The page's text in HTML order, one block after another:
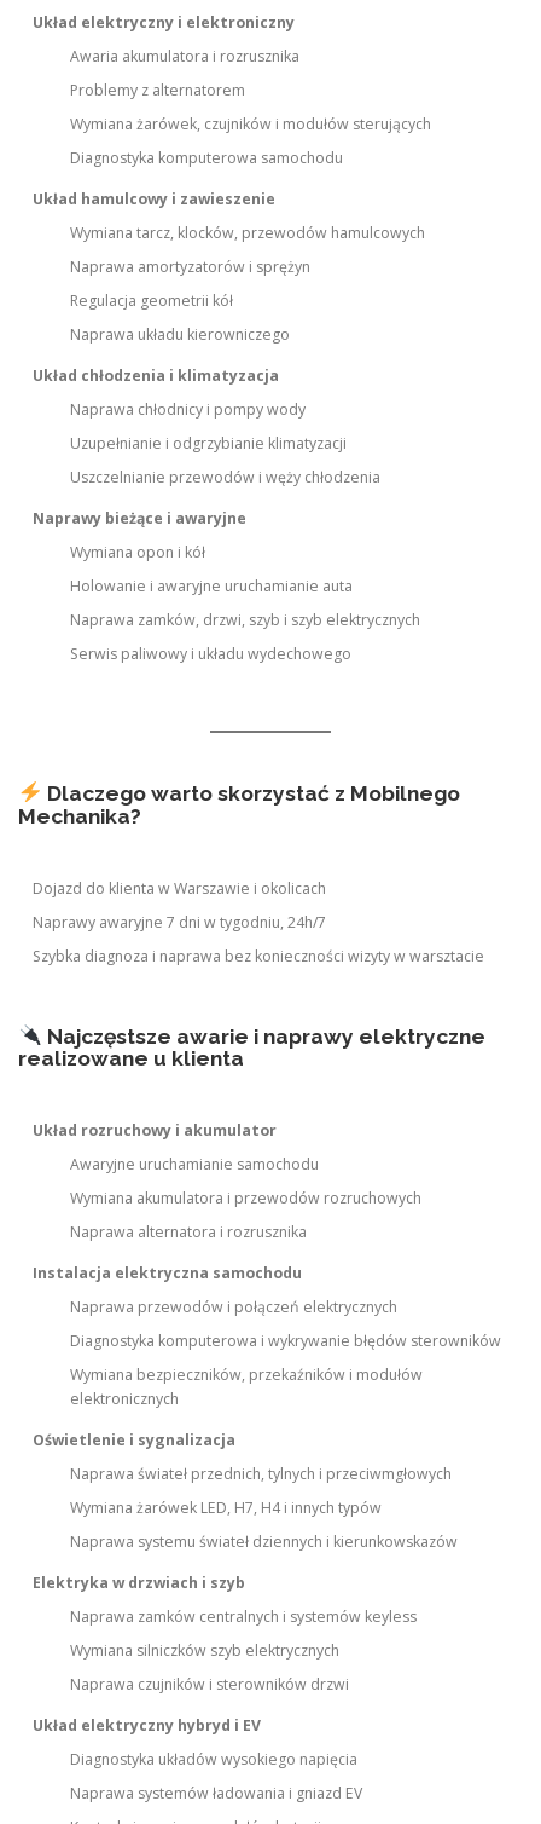
Układ elektryczny i elektroniczny
Awaria akumulatora i rozrusznika
Problemy z alternatorem
Wymiana żarówek, czujników i modułów sterujących
Diagnostyka komputerowa samochodu
Układ hamulcowy i zawieszenie
Wymiana tarcz, klocków, przewodów hamulcowych
Naprawa amortyzatorów i sprężyn
Regulacja geometrii kół
Naprawa układu kierowniczego
Układ chłodzenia i klimatyzacja
Naprawa chłodnicy i pompy wody
Uzupełnianie i odgrzybianie klimatyzacji
Uszczelnianie przewodów i węży chłodzenia
Naprawy bieżące i awaryjne
Wymiana opon i kół
Holowanie i awaryjne uruchamianie auta
Naprawa zamków, drzwi, szyb i szyb elektrycznych
Serwis paliwowy i układu wydechowego
Dlaczego warto skorzystać z Mobilnego
Mechanika?
Dojazd do klienta w Warszawie i okolicach
Naprawy awaryjne 7 dni w tygodniu, 24h/7
Szybka diagnoza i naprawa bez konieczności wizyty w warsztacie
Najczęstsze awarie i naprawy elektryczne
realizowane u klienta
Układ rozruchowy i akumulator
Awaryjne uruchamianie samochodu
Wymiana akumulatora i przewodów rozruchowych
Naprawa alternatora i rozrusznika
Instalacja elektryczna samochodu
Naprawa przewodów i połączeń elektrycznych
Diagnostyka komputerowa i wykrywanie błędów sterowników
Wymiana bezpieczników, przekaźników i modułów
elektronicznych
Oświetlenie i sygnalizacja
Naprawa świateł przednich, tylnych i przeciwmgłowych
Wymiana żarówek LED, H7, H4 i innych typów
Naprawa systemu świateł dziennych i kierunkowskazów
Elektryka w drzwiach i szyb
Naprawa zamków centralnych i systemów keyless
Wymiana silniczków szyb elektrycznych
Naprawa czujników i sterowników drzwi
Układ elektryczny hybryd i EV
Diagnostyka układów wysokiego napięcia
Naprawa systemów ładowania i gniazd EV